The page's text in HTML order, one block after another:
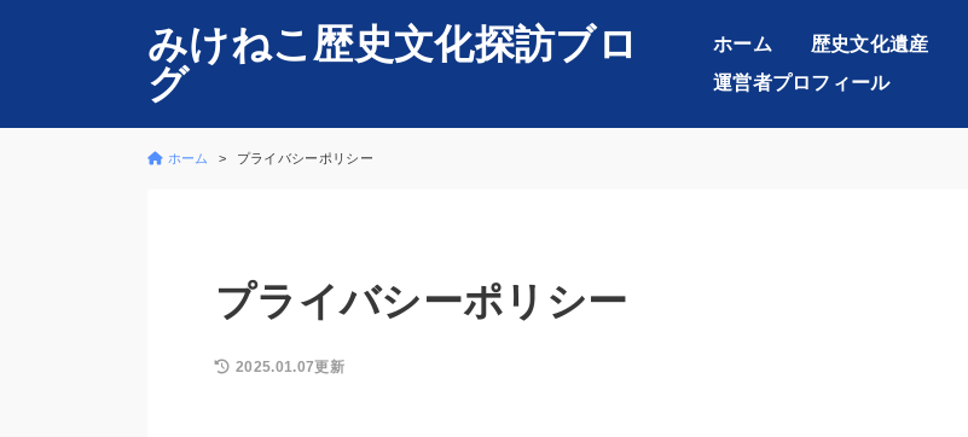
みけねこ歴史文化探訪ブロ
グ
ホーム 歴史文化遺産
運営者プロフィール
ホーム プライバシーポリシー
プライバシーポリシー
2025.01.07更新